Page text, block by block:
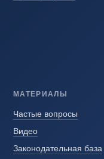
МАТЕРИАЛЫ
Частые вопросы
Видео
Законодательная база